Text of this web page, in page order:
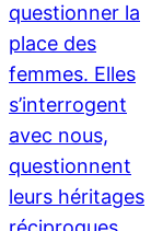
questionner la
place des
femmes. Elles
s’interrogent
avec nous,
questionnent
leurs héritages